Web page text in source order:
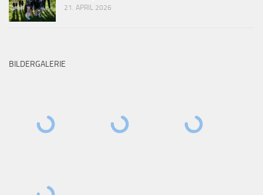
21. APRIL 2026
BILDERGALERIE